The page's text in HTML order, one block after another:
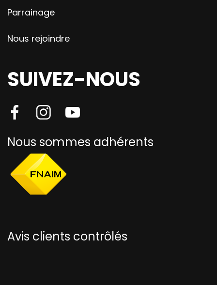
Parrainage
Nous rejoindre
SUIVEZ-NOUS
Nous sommes adhérents
Avis clients contrôlés